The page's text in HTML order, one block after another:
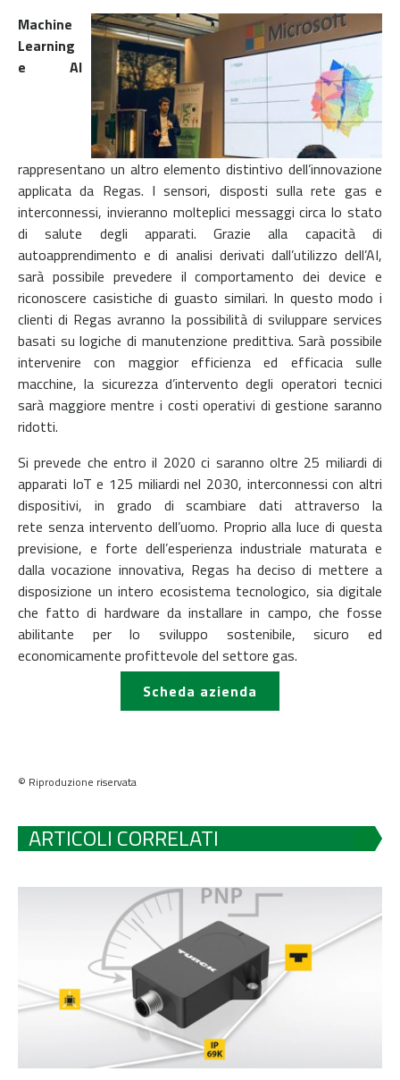
Machine
Learning
e AI
rappresentano un altro elemento distintivo dell’innovazione
applicata da Regas. I sensori, disposti sulla rete gas e
interconnessi, invieranno molteplici messaggi circa lo stato
di salute degli apparati. Grazie alla capacità di
autoapprendimento e di analisi derivati dall’utilizzo dell’AI,
sarà possibile prevedere il comportamento dei device e
riconoscere casistiche di guasto similari. In questo modo i
clienti di Regas avranno la possibilità di sviluppare services
basati su logiche di manutenzione predittiva. Sarà possibile
intervenire con maggior efficienza ed efficacia sulle
macchine, la sicurezza d’intervento degli operatori tecnici
sarà maggiore mentre i costi operativi di gestione saranno
ridotti.
Si prevede che entro il 2020 ci saranno oltre 25 miliardi di
apparati IoT e 125 miliardinel 2030, interconnessi con altri
dispositivi, in grado di scambiare dati attraverso la
rete senza intervento dell’uomo. Proprio alla luce di questa
previsione, e forte dell’esperienza industriale maturata e
dallavocazione innovativa, Regas ha deciso di mettere a
disposizione un intero ecosistema tecnologico, sia digitale
che fatto di hardware da installare in campo, che fosse
abilitante per lo sviluppo sostenibile, sicuro ed
economicamente profittevole del settore gas.
Scheda azienda
© Riproduzione riservata
ARTICOLI CORRELATI